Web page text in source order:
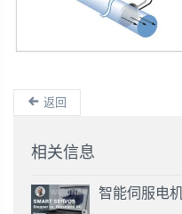
返回
相关信息
智能伺服电